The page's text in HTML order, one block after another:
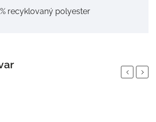
recyklovaný polyester
Previous
Next